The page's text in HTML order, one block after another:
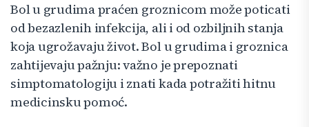
Bol u grudima praćen groznicom može poticati
od bezazlenih infekcija, ali i od ozbiljnih stanja
koja ugrožavaju život. Bol u grudima i groznica
zahtijevaju pažnju: važno je prepoznati
simptomatologiju i znati kada potražiti hitnu
medicinsku pomoć.